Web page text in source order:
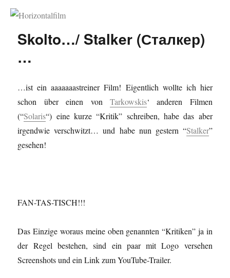
Horizontalfilm
Skolto…/ Stalker (Сталкер)
…
…ist ein aaaaaaastreiner Film! Eigentlich wollte ich hier
schon über einen von Tarkowskis‘ anderen Filmen
(“Solaris“) eine kurze “Kritik” schreiben, habe das aber
irgendwie verschwitzt… und habe nun gestern “Stalker”
gesehen!
FAN-TAS-TISCH!!!
Das Einzige woraus meine oben genannten “Kritiken” ja in
der Regel bestehen, sind ein paar mit Logo versehen
Screenshots und ein Link zum YouTube-Trailer.